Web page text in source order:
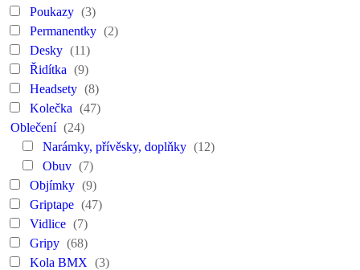
Poukazy (3)
Permanentky (2)
Desky (11)
Řidítka (9)
Headsety (8)
Kolečka (47)
Oblečení (24)
Narámky, přívěsky, doplňky (12)
Obuv (7)
Objímky (9)
Griptape (47)
Vidlice (7)
Gripy (68)
Kola BMX (3)